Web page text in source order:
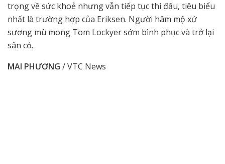
trọng về sức khoẻ nhưng vẫn tiếp tục thi đấu, tiêu biểu
nhất là trường hợp của Eriksen. Người hâm mộ xứ
sương mù mong Tom Lockyer sớm bình phục và trở lại
sân cỏ.
MAI PHƯƠNG / VTC News